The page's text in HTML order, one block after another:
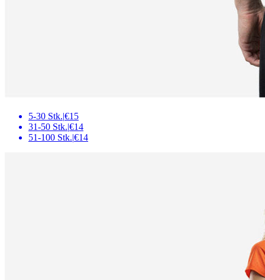
5-30 Stk.|€15
31-50 Stk.|€14
51-100 Stk.|€14